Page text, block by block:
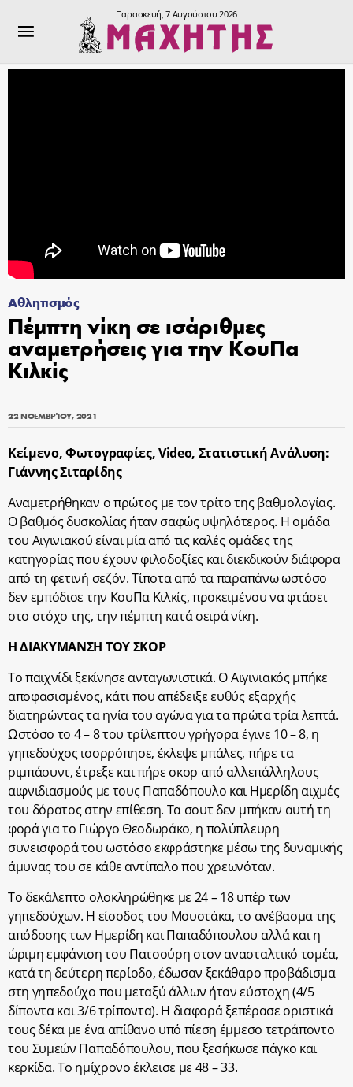
Παρασκευή, 7 Αυγούστου 2026
Αθλητισμός
Πέμπτη νίκη σε ισάριθμες
αναμετρήσεις για την ΚουΠα
Κιλκίς
22 ΝΟΕΜΒΡΊΟΥ, 2021
Κείμενο, Φωτογραφίες,Video, Στατιστική Ανάλυση:
Γιάννης Σιταρίδης
Αναμετρήθηκαν ο πρώτος με τον τρίτο της βαθμολογίας.
Ο βαθμός δυσκολίας ήταν σαφώς υψηλότερος. Η ομάδα
του Αιγινιακού είναι μία από τις καλές ομάδες της
κατηγορίας που έχουν φιλοδοξίες και διεκδικούν διάφορα
από τη φετινή σεζόν. Τίποτα από τα παραπάνω ωστόσο
δεν εμπόδισε την ΚουΠα Κιλκίς, προκειμένου να φτάσει
στο στόχο της, την πέμπτη κατά σειρά νίκη.
Η ΔΙΑΚΥΜΑΝΣΗ ΤΟΥ ΣΚΟΡ
Το παιχνίδι ξεκίνησε ανταγωνιστικά. Ο Αιγινιακός μπήκε
αποφασισμένος, κάτι που απέδειξε ευθύς εξαρχής
διατηρώντας τα ηνία του αγώνα για τα πρώτα τρία λεπτά.
Ωστόσο το 4 – 8 του τρίλεπτου γρήγορα έγινε 10 – 8, η
γηπεδούχος ισορρόπησε, έκλεψε μπάλες, πήρε τα
ριμπάουντ, έτρεξε και πήρε σκορ από αλλεπάλληλους
αιφνιδιασμούς με τους Παπαδόπουλο και Ημερίδη αιχμές
του δόρατος στην επίθεση. Τα σουτ δεν μπήκαν αυτή τη
φορά για το Γιώργο Θεοδωράκο, η πολύπλευρη
συνεισφορά του ωστόσο εκφράστηκε μέσω της δυναμικής
άμυνας του σε κάθε αντίπαλο που χρεωνόταν.
Το δεκάλεπτο ολοκληρώθηκε με 24 – 18 υπέρ των
γηπεδούχων. Η είσοδος του Μουστάκα, το ανέβασμα της
απόδοσης των Ημερίδη και Παπαδόπουλου αλλά και η
ώριμη εμφάνιση του Πατσούρη στον ανασταλτικό τομέα,
κατά τη δεύτερη περίοδο, έδωσαν ξεκάθαρο προβάδισμα
στη γηπεδούχο που μεταξύ άλλων ήταν εύστοχη (4/5
δίποντα και 3/6 τρίποντα). Η διαφορά ξεπέρασε οριστικά
τους δέκα με ένα απίθανο υπό πίεση έμμεσο τετράποντο
του Συμεών Παπαδόπουλου, που ξεσήκωσε πάγκο και
κερκίδα. Το ημίχρονο έκλεισε με 48 – 33.